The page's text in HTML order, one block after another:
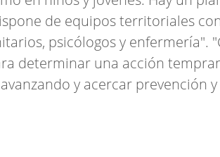
de equipos territoriales
psicólogos y enfermería".
determinar una acción
y acercar prevención